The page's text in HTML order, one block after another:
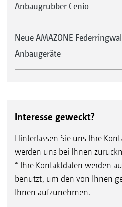
Anbaugrubber Cenio
Neue AMAZONE
Anbaugeräte
Interesse geweckt?
Hinterlassen Sie uns Ihre
werden uns bei Ihnen
* Ihre Kontaktdaten werden
benutzt, um den von Ihnen
Ihnen aufzunehmen.